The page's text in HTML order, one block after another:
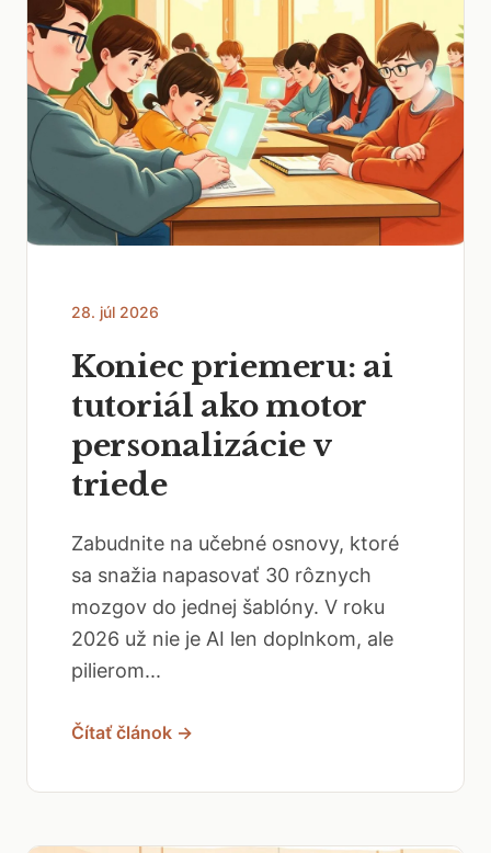
28. júl 2026
Koniec priemeru: ai
tutoriál ako motor
personalizácie v
triede
Zabudnite na učebné osnovy, ktoré
sa snažia napasovať 30 rôznych
mozgov do jednej šablóny. V roku
2026 už nie je AI len doplnkom, ale
pilierom...
Čítať článok →